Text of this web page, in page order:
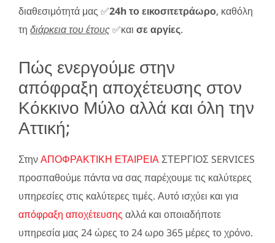
διαθεσιμότητά μας ✅24h το εικοσιτετράωρο, καθόλη
τη διάρκεια του έτους✅και σε αργίες.
Πώς ενεργούμε στην
απόφραξη αποχέτευσης στον
Κόκκινο Μύλο αλλά και όλη την
Αττική;
ΣτηνΑΠΟΦΡΑΚΤΙΚΗ ΕΤΑΙΡΕΙΑΣΤΕΡΓΙΟΣ SERVICES
προσπαθούμε πάντα να σας παρέχουμε τις καλύτερες
υπηρεσίες στις καλύτερες τιμές. Αυτό ισχύει και για
απόφραξη αποχέτευσης αλλά και οποιαδήποτε
υπηρεσία μας 24 ώρες το 24 ωρο 365 μέρες το χρόνο.